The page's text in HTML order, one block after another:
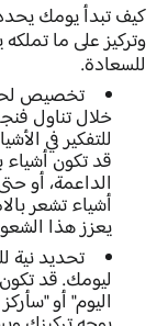
كيف تبدأ يومك يحدد
وتركيز على ما
للسعادة.
تخصيص
خلال تناول
للتفكير في
قد تكون
الداعمة، أو
أشياء تشعر
يعزز هذا
تحديد نية
ليومك. قد
اليوم" أو